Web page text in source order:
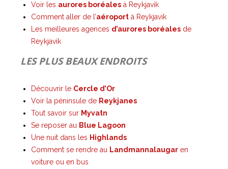
Voir les aurores boréales à Reykjavik
Comment aller de l’aéroport à Reykjavik
Les meilleures agences d’aurores boréales de
Reykjavik
LES PLUS BEAUX ENDROITS
Découvrir le Cercle d’Or
Voir la péninsule de Reykjanes
Tout savoir sur Myvatn
Se reposer au Blue Lagoon
Une nuit dans les Highlands
Comment se rendre au Landmannalaugar en
voiture ou en bus